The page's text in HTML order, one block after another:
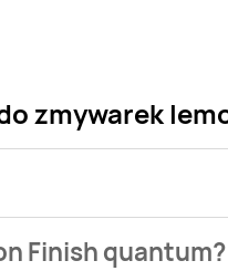
zmywarek
lemon Finish
Finish quantum?